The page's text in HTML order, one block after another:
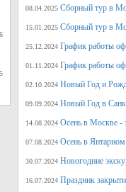
08.04.2025 Сборный тур в
15.01.2025 Сборный тур в
25.12.2024 График работы
01.11.2024 График работы
02.10.2024 Новый Год и
09.09.2024 Новый Год в
14.08.2024 Осень в Москве -
07.08.2024 Осень в
30.07.2024 Новогодние
16.07.2024 Праздник